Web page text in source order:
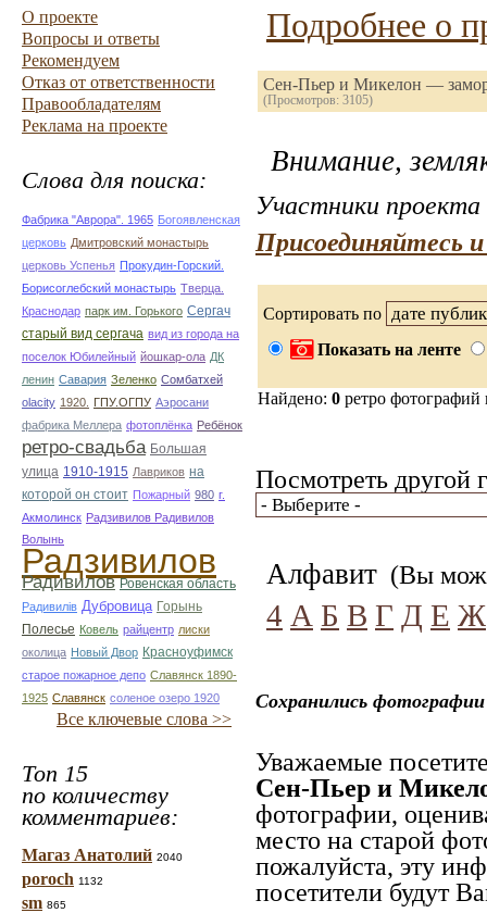
О проекте
Вопросы и ответы
Рекомендуем
Отказ от ответственности
Правообладателям
Реклама на проекте
Слова для поиска:
Фабрика "Аврора". 1965 Богоявленская
церковь Дмитровский монастырь
церковь Успенья Прокудин-Горский.
Борисоглебский монастырь Тверца.
Краснодар парк им. Горького Сергач
старый вид сергача вид из города на
поселок Юбилейный йошкар-ола ДК
ленин Савария Зеленко Сомбатхей
olacity 1920. ГПУ.ОГПУ Аэросани
фабрика Меллера фотоплёнка Ребёнок
ретро-свадьба Большая
улица 1910-1915 Лавриков на
которой он стоит Пожарный 980 г.
Акмолинск Радзивилов Радивилов
Волынь
Радзивилов
Радивилов Ровенская область
Радивилiв Дубровица Горынь
Полесье Ковель райцентр лиски
околица Новый Двор Красноуфимск
старое пожарное депо Славянск 1890-
1925 Славянск соленое озеро 1920
Все ключевые слова >>
Топ 15
по количеству
комментариев:
Магаз Анатолий 2040
poroch 1132
sm 865
Подробнее о
Сен-Пьер и Микелон —
(Просмотров: 3105)
Внимание,
Участники проекта
Присоединяйтесь
Сортировать по
Показать на ленте
Найдено: 0 ретро
Посмотреть другой
Алфавит (Вы
4 А Б В Г Д Е Ж
Сохранились
Уважаемые
Сен-Пьер и
фотографии,
место на старой
пожалуйста, эту
посетители будут